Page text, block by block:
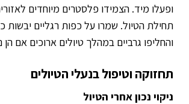
ופעלו מיד. הצמידו פלסטרים מיוחדים
תחילת הטיול. שמרו על כפות רגליים
והחליפו גרביים במהלך טיולים ארוכים אם
תחזוקה וטיפול בנעלי הטיולים
ניקוי נכון אחרי הטיול